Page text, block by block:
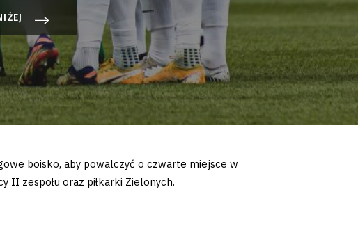
boisko, aby powalczyć o czwarte miejsce w
zespołu oraz piłkarki Zielonych.